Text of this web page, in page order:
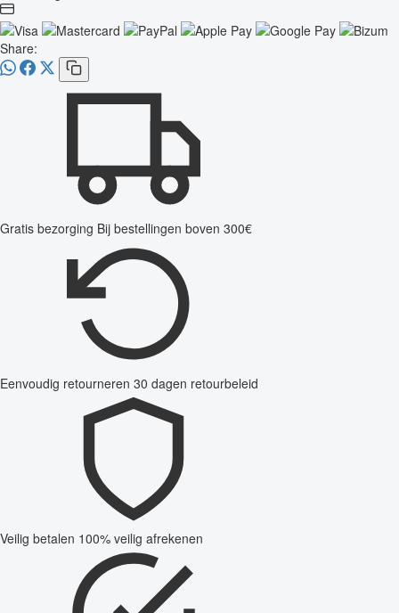
Share:
Gratis bezorging Bij bestellingen boven 300€
Eenvoudig retourneren 30 dagen retourbeleid
Veilig betalen 100% veilig afrekenen